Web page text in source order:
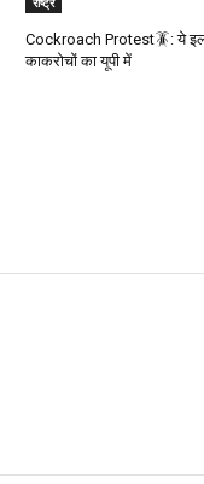
Cockroach Protest🪳: ये
काकरोचों का यूपी में